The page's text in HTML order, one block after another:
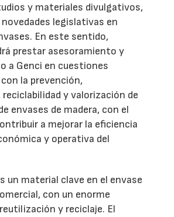
y materiales divulgativos,
legislativas en
En este sentido,
prestar asesoramiento y
a Genci en cuestiones
la prevención,
y valorización de
envases de madera, con el
a mejorar la eficiencia
y operativa del
un material clave en el envase
con un enorme
y reciclaje. El